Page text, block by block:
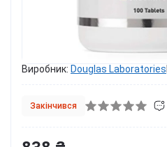
Виробник: Douglas Laboratories
Закінчився